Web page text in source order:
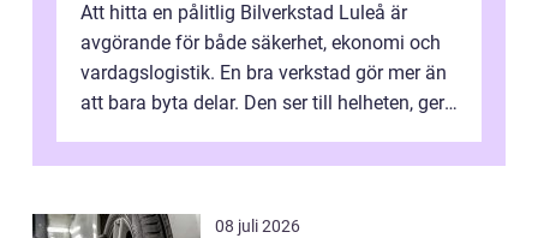
Att hitta en pålitlig Bilverkstad Luleå är
avgörande för både säkerhet, ekonomi och
vardagslogistik. En bra verkstad gör mer än
att bara byta delar. Den ser till helheten, ger
08 juli 2026